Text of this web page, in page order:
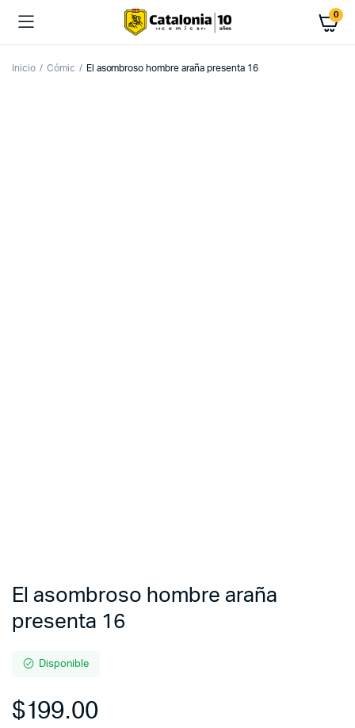
0
Inicio Cómic El asombroso hombre araña presenta 16
El asombroso hombre araña
presenta 16
Disponible
$199.00